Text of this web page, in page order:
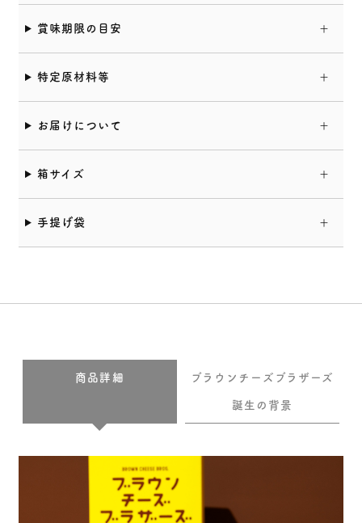
賞味期限の目安
特定原材料等
お届けについて
箱サイズ
手提げ袋
商品詳細 ブラウンチーズブラザーズ
誕生の背景